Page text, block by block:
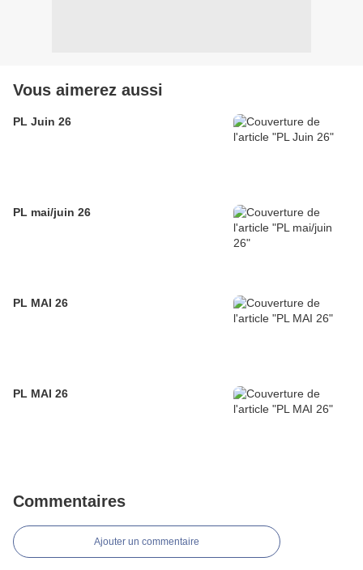
Vous aimerez aussi
PL Juin 26
PL mai/juin 26
PL MAI 26
PL MAI 26
Commentaires
Ajouter un commentaire